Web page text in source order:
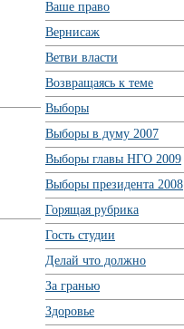
Ваше право
Вернисаж
Ветви власти
Возвращаясь к теме
Выборы
Выборы в думу 2007
Выборы главы НГО 2009
Выборы президента 2008
Горящая рубрика
Гость студии
Делай что должно
За гранью
Здоровье